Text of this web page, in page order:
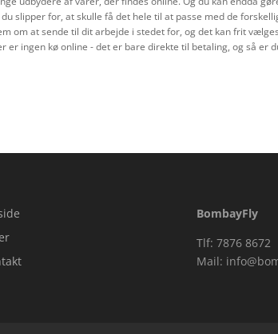
slipper for, at skulle få det hele til at passe med de
om at sende til dit arbejde i stedet for, og det kan frit
er ingen kø online - det er bare direkte til betaling, og så er
BombayFly
Tlf: 7876 8672
Mail: